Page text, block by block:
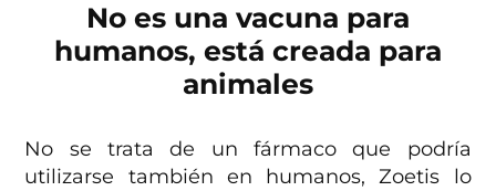
No es una vacuna para
humanos, está creada para
animales
No se trata de un fármaco que podría
utilizarse también en humanos, Zoetis lo